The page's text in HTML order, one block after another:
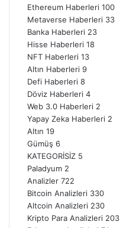
Ethereum Haberleri 100
Metaverse Haberleri 33
Banka Haberleri 23
Hisse Haberleri 18
NFT Haberleri 13
Altın Haberleri 9
Defi Haberleri 8
Döviz Haberleri 4
Web 3.0 Haberleri 2
Yapay Zeka Haberleri 2
Altın 19
Gümüş 6
KATEGORİSİZ 5
Paladyum 2
Analizler 722
Bitcoin Analizleri 330
Altcoin Analizleri 230
Kripto Para Analizleri 203